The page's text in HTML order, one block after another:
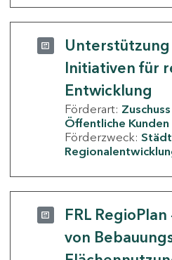
Initiativen für
Entwicklung
Förderart: Zuschuss
Öffentliche Kunden
Förderzweck:
FRL
von